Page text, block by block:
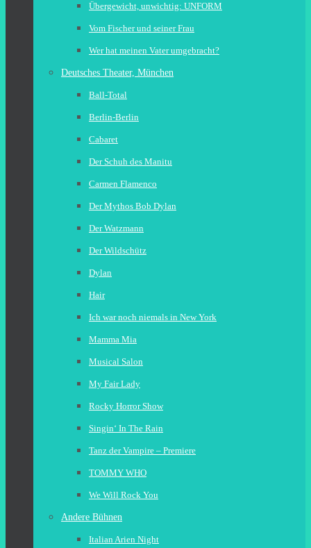
Übergewicht, unwichtig: UNFORM
Vom Fischer und seiner Frau
Wer hat meinen Vater umgebracht?
Deutsches Theater, München
Ball-Total
Berlin-Berlin
Cabaret
Der Schuh des Manitu
Carmen Flamenco
Der Mythos Bob Dylan
Der Watzmann
Der Wildschütz
Dylan
Hair
Ich war noch niemals in New York
Mamma Mia
Musical Salon
My Fair Lady
Rocky Horror Show
Singin‘ In The Rain
Tanz der Vampire – Premiere
TOMMY WHO
We Will Rock You
Andere Bühnen
Italian Arien Night